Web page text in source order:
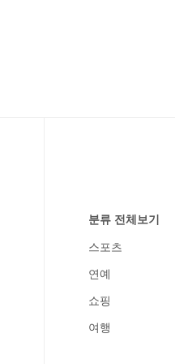
분류 전체보기
스포츠
연예
쇼핑
여행